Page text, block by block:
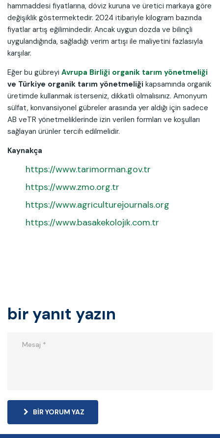
hammaddesi fiyatlarına, döviz kuruna ve üretici markaya göre
değişiklik göstermektedir. 2024 itibariyle kilogram bazında
fiyatlar artış eğilimindedir. Ancak uygun dozda ve bilinçli
uygulandığında, sağladığı verim artışı ile maliyetini fazlasıyla
karşılar.
Eğer bu gübreyi Avrupa Birliği organik tarım yönetmeliği
ve Türkiye organik tarım yönetmeliği kapsamında organik
üretimde kullanmak isterseniz, dikkatli olmalısınız. Amonyum
sülfat, konvansiyonel gübreler arasında yer aldığı için sadece
AB veTR yönetmeliklerinde izin verilen formları ve koşulları
sağlayan ürünler tercih edilmelidir.
Kaynakça
https://www.tarimorman.gov.tr
https://www.zmo.org.tr
https://www.agriculturejournals.org
https://www.basakekolojik.com.tr
bir yanıt yazın
BIR YORUM YAZ